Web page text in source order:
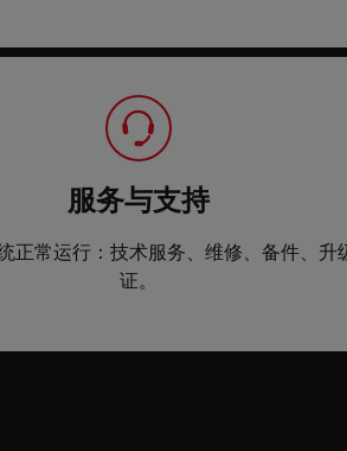
服务与支持
正常运行：技术服务、维修、备件、升
证。